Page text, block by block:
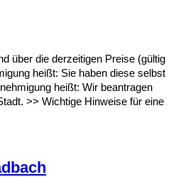
über die derzeitigen Preise (gültig
heißt: Sie haben diese selbst
heißt: Wir beantragen
>> Wichtige Hinweise für eine